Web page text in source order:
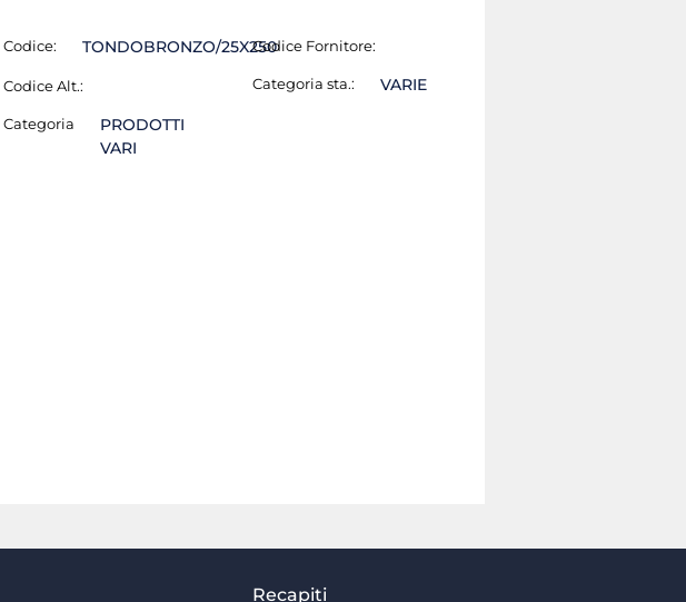
Codice: TONDOBRONZO/25X250
Codice Alt.:
Categoria
PRODOTTI
VARI
Codice Fornitore:
Categoria sta.: VARIE
Recapiti